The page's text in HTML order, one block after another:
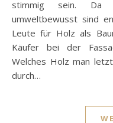
stimmig sein. Da
umweltbewusst sind
Leute für Holz als
Käufer bei der
Welches Holz man
durch…